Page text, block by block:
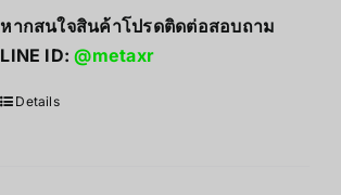
หากสนใจสินค้าโปรดติดต่อสอบถาม
LINE ID:@metaxr
Details